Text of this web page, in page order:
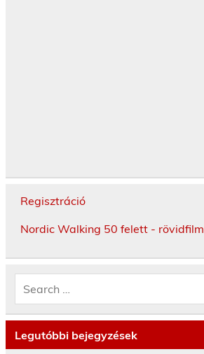
Regisztráció
Nordic Walking 50 felett - rövidfilm
Legutóbbi bejegyzések